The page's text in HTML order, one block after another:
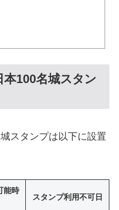
100名城スタン
スタンプは以下に設置
能時
スタンプ利用不可日